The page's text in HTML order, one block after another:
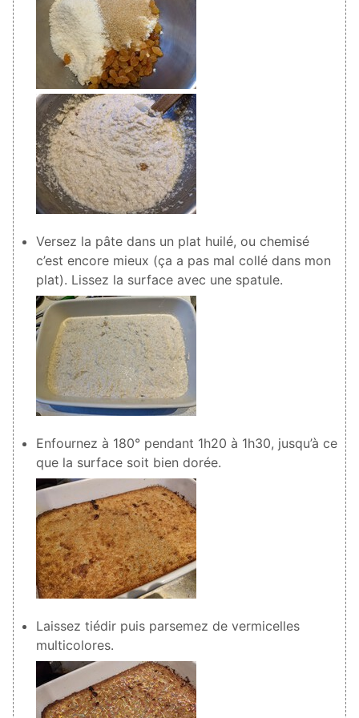
Versez la pâte dans un plat huilé, ou chemisé
c’est encore mieux (ça a pas mal collé dans mon
plat). Lissez la surface avec une spatule.
Enfournez à 180° pendant 1h20 à 1h30, jusqu’à ce
que la surface soit bien dorée.
Laissez tiédir puis parsemez de vermicelles
multicolores.